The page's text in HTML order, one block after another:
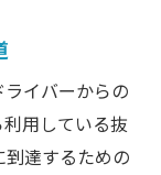
を得る方法
する
イバーからの
用している抜
達するための